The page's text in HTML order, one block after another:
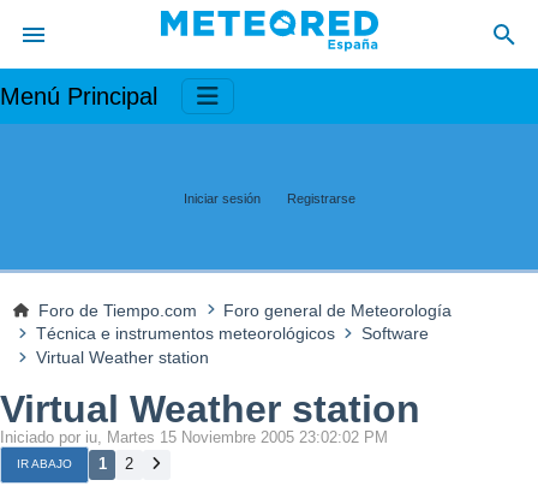
Menú Principal
Iniciar sesión Registrarse
Foro de Tiempo.com
Foro general de Meteorología
Técnica e instrumentos meteorológicos
Software
Virtual Weather station
Virtual Weather station
Iniciado por iu, Martes 15 Noviembre 2005 23:02:02 PM
IR ABAJO 1 2